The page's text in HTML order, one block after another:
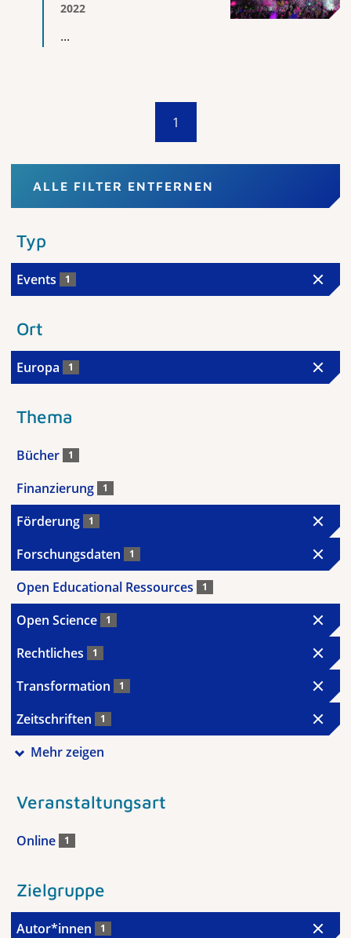
2022
...
1
ALLE FILTER ENTFERNEN
Typ
Events 1
Ort
Europa 1
Thema
Bücher 1
Finanzierung 1
Förderung 1
Forschungsdaten 1
Open Educational Ressources 1
Open Science 1
Rechtliches 1
Transformation 1
Zeitschriften 1
Mehr zeigen
Veranstaltungsart
Online 1
Zielgruppe
Autor*innen 1